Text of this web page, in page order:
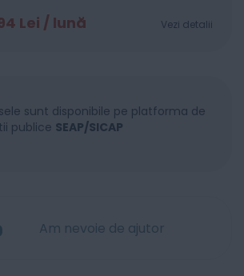
Lei / lună Vezi detalii
sunt disponibile pe platforma de
publice SEAP/SICAP
Am nevoie de ajutor